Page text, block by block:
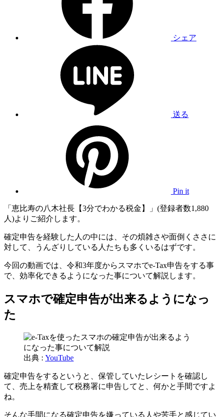
シェア
送る
Pin it
「恵比寿の八木社長【3分でわかる税金】」(登録者数1,880
人)よりご紹介します。
確定申告を経験した人の中には、その煩雑さや面倒くささに
対して、うんざりしている人たちも多くいるはずです。
今回の動画では、令和3年度からスマホでe-Tax申告をする事
で、効率化できるようになった事について解説します。
スマホで確定申告が出来るようになっ
た
出典 : YouTube
確定申告をするというと、保管していたレシートを確認し
て、売上を精査して税務署に申告してと、何かと手間ですよ
ね。
そんな手間になる確定申告を嫌っている人や苦手と感じてい